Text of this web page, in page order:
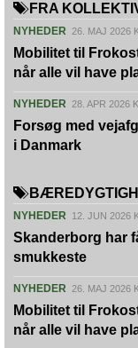
FRA
NYHEDER 26. MAJ 2026
Mobilitet til
når alle vil have
NYHEDER 28. APR 2026
Forsøg med
i Danmark
NYHEDER 12. JUN 2026
Skanderborg har
smukkeste
NYHEDER 26. MAJ 2026
Mobilitet til
når alle vil have